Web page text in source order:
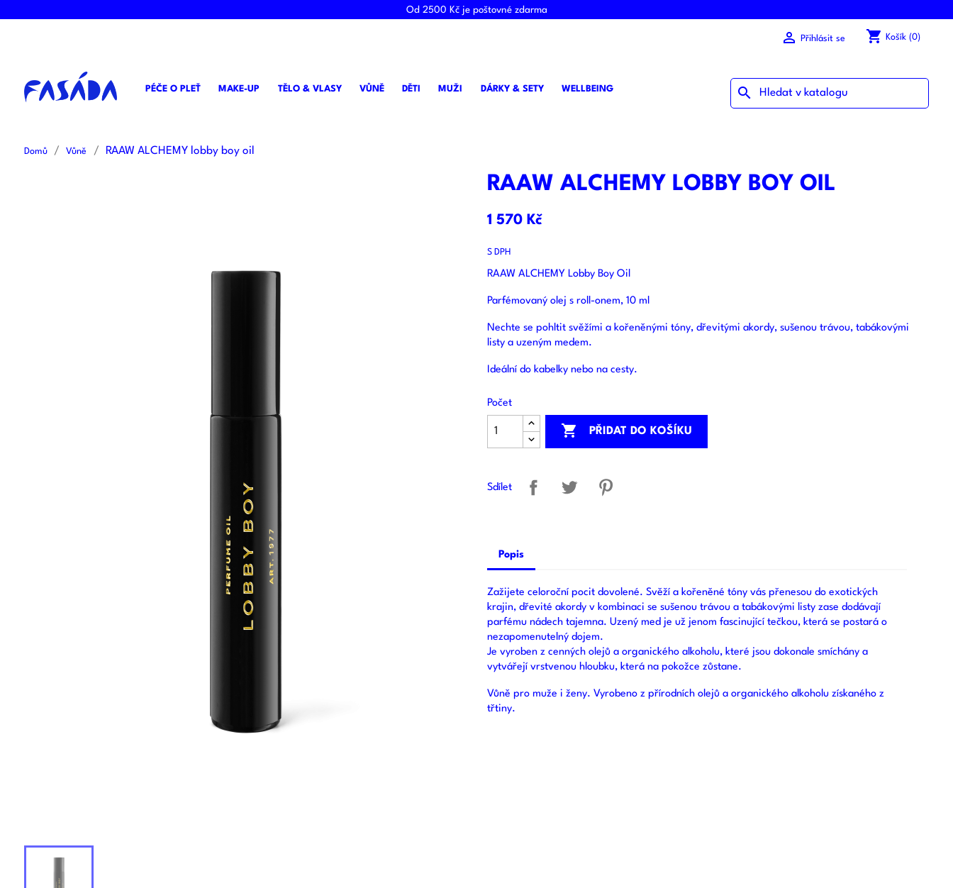
Od 2500 Kč je poštovné zdarma
 Přihlásit se shopping_cart Košík (0)
PÉČE O PLEŤ MAKE-UP TĚLO & VLASY VŮNĚ DĚTI MUŽI DÁRKY & SETY WELLBEING search
Domů Vůně RAAW ALCHEMY lobby boy oil
RAAW ALCHEMY LOBBY BOY OIL
1 570 Kč
S DPH
RAAW ALCHEMY Lobby Boy Oil
Parfémovaný olej s roll-onem, 10 ml
Nechte se pohltit svěžími a kořeněnými tóny, dřevitými akordy, sušenou trávou, tabákovými
listy a uzeným medem.
Ideální do kabelky nebo na cesty.
Počet
 PŘIDAT DO KOŠÍKU
Sdílet
Popis
Zažijete celoroční pocit dovolené. Svěží a kořeněné tóny vás přenesou do exotických
krajin, dřevité akordy v kombinaci se sušenou trávou a tabákovými listy zase dodávají
parfému nádech tajemna. Uzený med je už jenom fascinující tečkou, která se postará o
nezapomenutelný dojem.
Je vyroben z cenných olejů a organického alkoholu, které jsou dokonale smíchány a
vytvářejí vrstvenou hloubku, která na pokožce zůstane.
Vůně pro muže i ženy. Vyrobeno z přírodních olejů a organického alkoholu získaného z
třtiny.